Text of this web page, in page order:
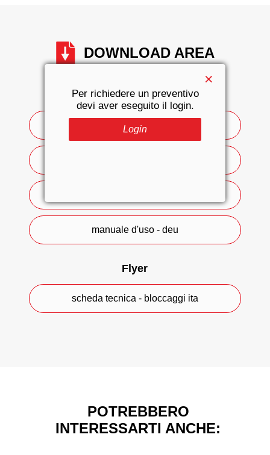
×
Per richiedere un preventivo
devi aver eseguito il login.
Login
DOWNLOAD AREA
Manuali d'uso
manuale d'uso - ita
manuale d'uso - deu
Flyer
scheda tecnica - bloccaggi ita
POTREBBERO
INTERESSARTI ANCHE: